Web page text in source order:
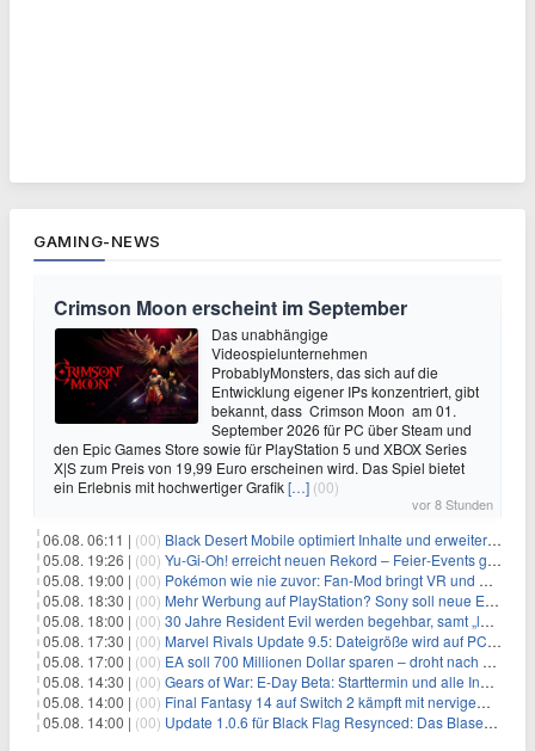
GAMING-NEWS
Crimson Moon erscheint im September
Das unabhängige
Videospielunternehmen
ProbablyMonsters, das sich auf die
Entwicklung eigener IPs konzentriert, gibt
bekannt, dass Crimson Moon am 01.
September 2026 für PC über Steam und
den Epic Games Store sowie für PlayStation 5 und XBOX Series
X|S zum Preis von 19,99 Euro erscheinen wird. Das Spiel bietet
ein Erlebnis mit hochwertiger Grafik[…] (00)
vor 8 Stunden
06.08. 06:11 | (00) Black Desert Mobile optimiert Inhalte und erweitert Treasure Access
05.08. 19:26 | (00) Yu‑Gi‑Oh! erreicht neuen Rekord – Feier‑Events gestartet
05.08. 19:00 | (00) Pokémon wie nie zuvor: Fan-Mod bringt VR und Ego-Perspektive nach Kanto
05.08. 18:30 | (00) Mehr Werbung auf PlayStation? Sony soll neue Einnahmequellen prüfen
05.08. 18:00 | (00) 30 Jahre Resident Evil werden begehbar, samt „lebensgroßem Leon“
05.08. 17:30 | (00) Marvel Rivals Update 9.5: Dateigröße wird auf PC und Konsolen deutlich reduziert
05.08. 17:00 | (00) EA soll 700 Millionen Dollar sparen – droht nach der Übernahme die nächste Entlassungswelle?
05.08. 14:30 | (00) Gears of War: E-Day Beta: Starttermin und alle Inhalte offiziell bestätigt
05.08. 14:00 | (00) Final Fantasy 14 auf Switch 2 kämpft mit nervigem Ladefehler
05.08. 14:00 | (00) Update 1.0.6 für Black Flag Resynced: Das Blaserohr verschwindet – und 15 GB rollen auf die Xbox zu